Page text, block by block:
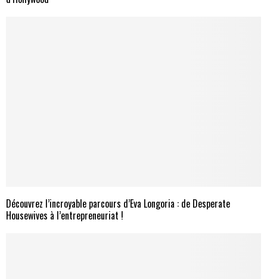
Découvrez l’incroyable parcours d’Eva Longoria : de Desperate
Housewives à l’entrepreneuriat !